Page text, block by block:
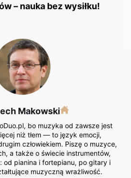
– nauka bez wysiłku!
Makowski
bo muzyka od zawsze jest
niż tłem — to język emocji,
człowiekiem. Piszę o muzyce,
a także o świecie instrumentów,
od pianina i fortepianu, po gitary i
muzyczną wrażliwość.